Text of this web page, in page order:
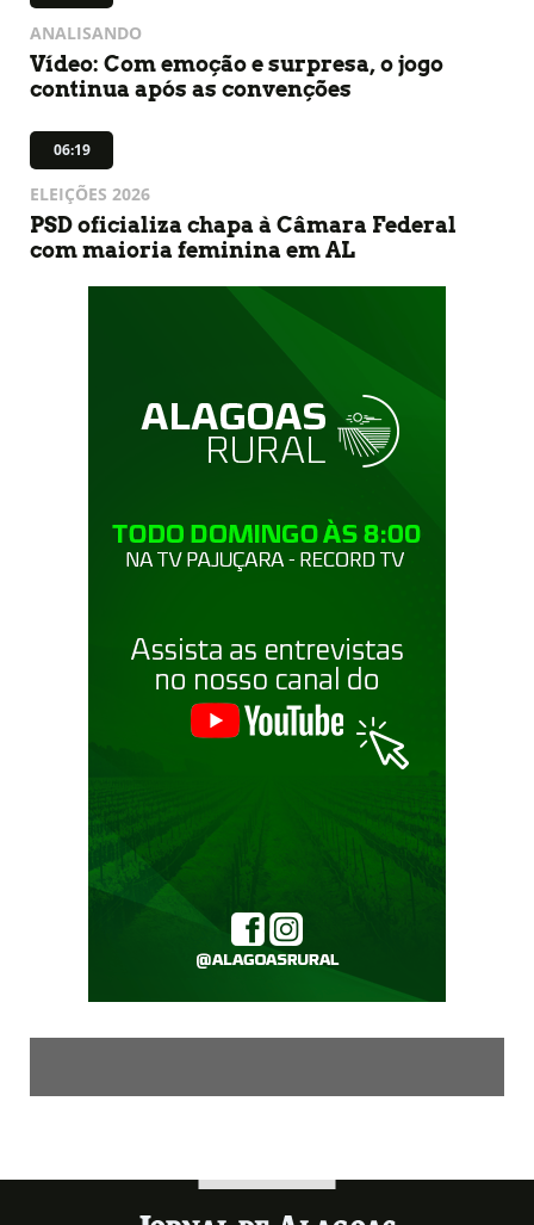
ANALISANDO
Vídeo: Com emoção e surpresa, o jogo
continua após as convenções
06:19
ELEIÇÕES 2026
PSD oficializa chapa à Câmara Federal
com maioria feminina em AL